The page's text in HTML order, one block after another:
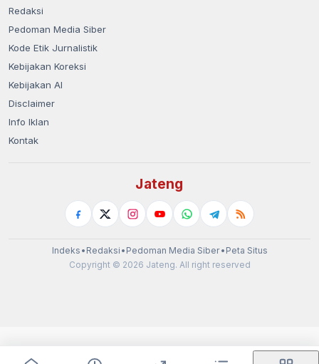
Redaksi
Pedoman Media Siber
Kode Etik Jurnalistik
Kebijakan Koreksi
Kebijakan AI
Disclaimer
Info Iklan
Kontak
Jateng
Indeks • Redaksi • Pedoman Media Siber• Peta Situs
Copyright © 2026 Jateng. All right reserved